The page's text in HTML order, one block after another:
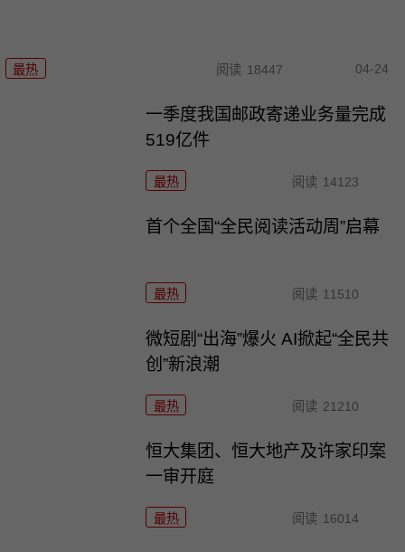
最热 阅读 18447 04-24
一季度我国邮政寄递业务量完成
519亿件
最热 阅读 14123
首个全国“全民阅读活动周”启幕
最热 阅读 11510
微短剧“出海”爆火 AI掀起“全民共
创”新浪潮
最热 阅读 21210
恒大集团、恒大地产及许家印案
一审开庭
最热 阅读 16014